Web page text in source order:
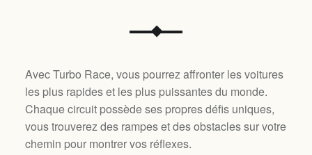
Avec Turbo Race, vous pourrez affronter les voitures
les plus rapides et les plus puissantes du monde.
Chaque circuit possède ses propres défis uniques,
vous trouverez des rampes et des obstacles sur votre
chemin pour montrer vos réflexes.